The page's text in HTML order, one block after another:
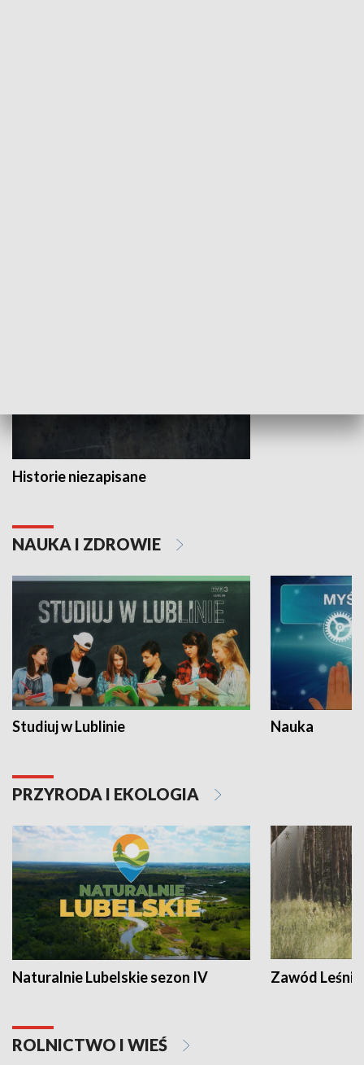
Historie niezapisane
NAUKA I ZDROWIE
Studiuj w Lublinie Nauka
PRZYRODA I EKOLOGIA
Naturalnie Lubelskie sezon IV Zawód Leśnik
ROLNICTWO I WIEŚ